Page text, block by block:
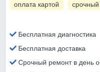
оплата картой
Бесплатная диагностика
Бесплатная доставка
Срочный ремонт в день